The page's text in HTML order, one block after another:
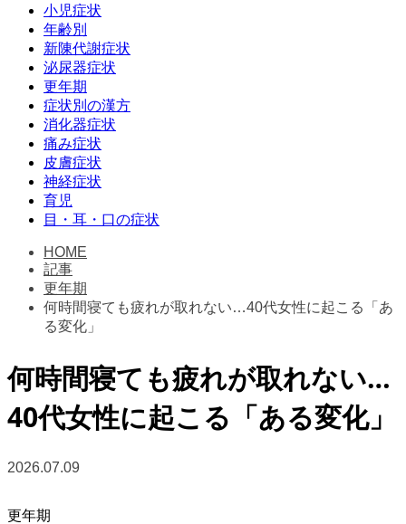
小児症状
年齢別
新陳代謝症状
泌尿器症状
更年期
症状別の漢方
消化器症状
痛み症状
皮膚症状
神経症状
育児
目・耳・口の症状
HOME
記事
更年期
何時間寝ても疲れが取れない…40代女性に起こる「あ
る変化」
何時間寝ても疲れが取れない…
40代女性に起こる「ある変化」
2026.07.09
更年期